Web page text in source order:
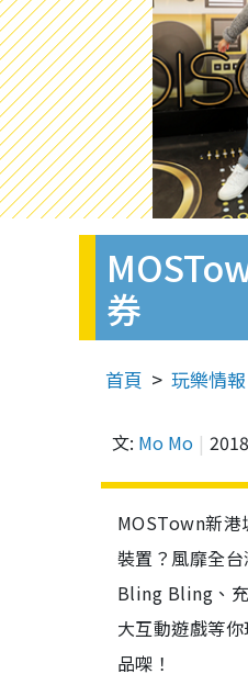
券
首頁 玩樂情報
文: Mo Mo
MOSTown新
裝置？風靡全
Bling Bling、
大互動遊戲等
品㗎！